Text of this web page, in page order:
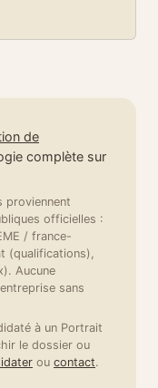
de
complète sur
proviennent
officielles :
/ france-
(qualifications),
Aucune
sans
à un Portrait
le dossier ou
ou contact.